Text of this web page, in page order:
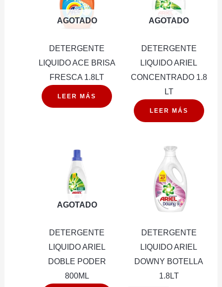
AGOTADO
DETERGENTE
LIQUIDO ACE BRISA
FRESCA 1.8LT
LEER MÁS
AGOTADO
DETERGENTE
LIQUIDO ARIEL
CONCENTRADO 1.8
LT
LEER MÁS
AGOTADO
DETERGENTE
LIQUIDO ARIEL
DOBLE PODER
800ML
DETERGENTE
LIQUIDO ARIEL
DOWNY BOTELLA
1.8LT